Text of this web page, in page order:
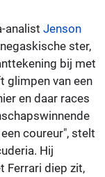
analist Jenson
ster,
bij met
glimpen van een
en daar races
coureur", stelt
Hij
Ferrari diep zit,